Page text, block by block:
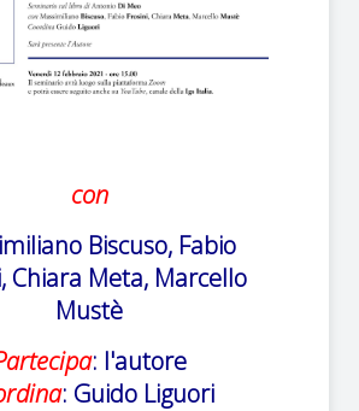
con
Biscuso, Fabio
Chiara Meta, Marcello
Mustè
: l'autore
: Guido Liguori